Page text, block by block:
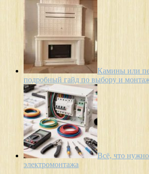
Камины или
подробный гайд по выбору и
Всё, что
электромонтажа